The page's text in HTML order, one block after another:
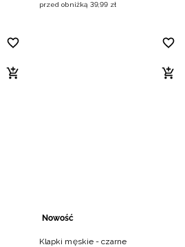
przed obniżką 39,99 zł
Nowość
Klapki męskie - czarne